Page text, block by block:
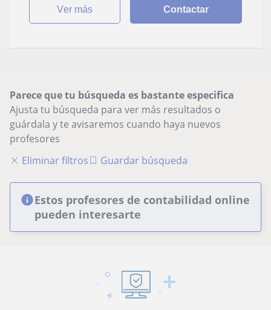
ver más Contactar
Parece que tu búsqueda es bastante especifica
Ajusta tu búsqueda para ver más resultados o
guárdala y te avisaremos cuando haya nuevos
profesores
Eliminar filtros
Guardar búsqueda
Estos profesores de contabilidad online
pueden interesarte